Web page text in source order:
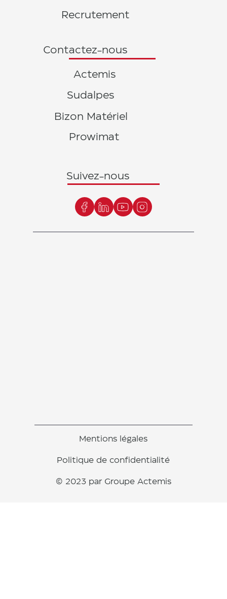
© 2023 par Groupe Actemis
Politique de confidentialité
Mentions légales
Suivez-nous
Prowimat
Bizon Matériel
Sudalpes
Actemis
Contactez-nous
Recrutement